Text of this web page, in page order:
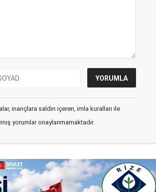
inançlara saldırı içeren, imla kuralları ile
yorumlar onaylanmamaktadır.